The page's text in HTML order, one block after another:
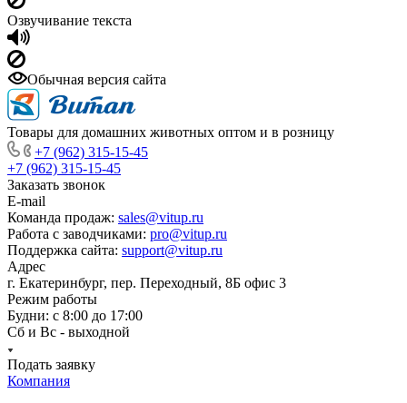
Озвучивание текста
Обычная версия сайта
Товары для домашних животных оптом и в розницу
+7 (962) 315-15-45
+7 (962) 315-15-45
Заказать звонок
E-mail
Команда продаж: sales@vitup.ru
Работа с заводчиками: pro@vitup.ru
Поддержка сайта: support@vitup.ru
Адрес
г. Екатеринбург, пер. Переходный, 8Б офис 3
Режим работы
Будни: с 8:00 до 17:00
Сб и Вс - выходной
Подать заявку
Компания